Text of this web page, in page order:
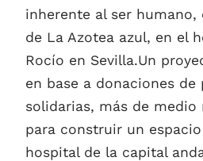
inherente al ser humano,
de La Azotea azul, en el
Rocío en Sevilla.Un
en base a donaciones de
solidarias, más de
para construir un
hospital de la capital